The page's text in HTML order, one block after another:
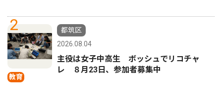
2
教育
都筑区
2026.08.04
主役は女子中高生 ボッシュでリコチャ
レ ８月23日、参加者募集中